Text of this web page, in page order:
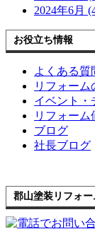
2024年6月
お役立ち情報
よくある質
リフォーム
イベント・
リフォーム
ブログ
社長ブログ
郡山塗装リフォ